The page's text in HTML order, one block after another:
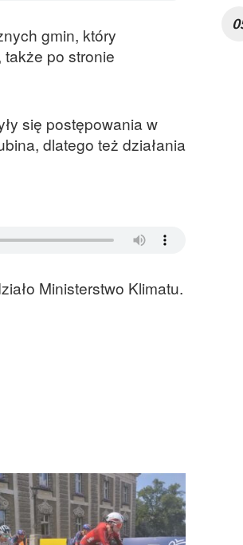
gmin, który
po stronie
się postępowania w
dlatego też działania
Ministerstwo Klimatu.